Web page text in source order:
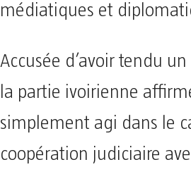
médiatiques et
Accusée d’avoir tendu
la partie ivoirienne
simplement agi dans le
coopération judiciaire